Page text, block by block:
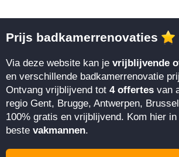
Prijs badkamerrenovaties
Via deze website kan je vrijblijvende
en verschillende badkamerrenovatie
Ontvang vrijblijvend tot 4 offertes van
regio Gent, Brugge, Antwerpen,
100% gratis en vrijblijvend. Kom hier
beste vakmannen.